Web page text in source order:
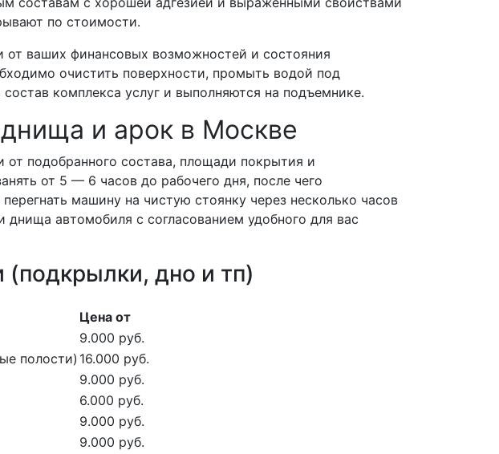
по стоимости.
ваших финансовых возможностей и состояния
очистить поверхности, промыть водой под
комплекса услуг и выполняются на подъемнике.
и арок в Москве
подобранного состава, площади покрытия и
от 5 — 6 часов до рабочего дня, после чего
машину на чистую стоянку через несколько часов
автомобиля с согласованием удобного для вас
(подкрылки, дно и тп)
Цена от
9.000 руб.
полости) 16.000 руб.
9.000 руб.
6.000 руб.
9.000 руб.
9.000 руб.